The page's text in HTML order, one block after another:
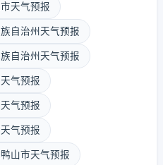
天气预报
自治州天气预报
自治州天气预报
气预报
气预报
气预报
山市天气预报